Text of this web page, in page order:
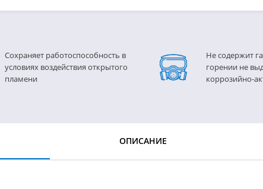
Сохраняет работоспособность в
условиях воздействия открытого
пламени
Не содержит
горении не
коррозийно-
ОПИСАНИЕ